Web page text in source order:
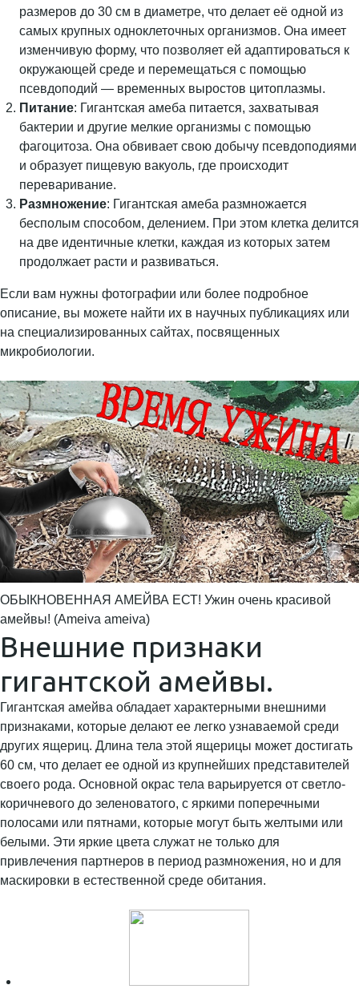
размеров до 30 см в диаметре, что делает её одной из
самых крупных одноклеточных организмов. Она имеет
изменчивую форму, что позволяет ей адаптироваться к
окружающей среде и перемещаться с помощью
псевдоподий — временных выростов цитоплазмы.
Питание: Гигантская амеба питается, захватывая
бактерии и другие мелкие организмы с помощью
фагоцитоза. Она обвивает свою добычу псевдоподиями
и образует пищевую вакуоль, где происходит
переваривание.
Размножение: Гигантская амеба размножается
бесполым способом, делением. При этом клетка делится
на две идентичные клетки, каждая из которых затем
продолжает расти и развиваться.
Если вам нужны фотографии или более подробное
описание, вы можете найти их в научных публикациях или
на специализированных сайтах, посвященных
микробиологии.
ОБЫКНОВЕННАЯ АМЕЙВА ЕСТ! Ужин очень красивой
амейвы! (Ameiva ameiva)
Внешние признаки
гигантской амейвы.
Гигантская амейва обладает характерными внешними
признаками, которые делают ее легко узнаваемой среди
других ящериц. Длина тела этой ящерицы может достигать
60 см, что делает ее одной из крупнейших представителей
своего рода. Основной окрас тела варьируется от светло-
коричневого до зеленоватого, с яркими поперечными
полосами или пятнами, которые могут быть желтыми или
белыми. Эти яркие цвета служат не только для
привлечения партнеров в период размножения, но и для
маскировки в естественной среде обитания.